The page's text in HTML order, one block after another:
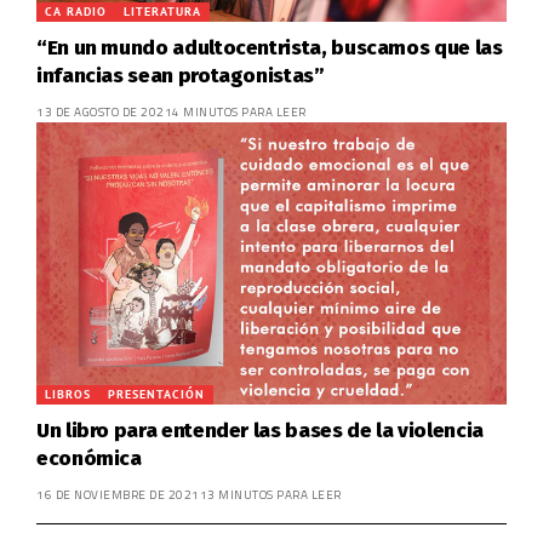
CA RADIO LITERATURA
“En un mundo adultocentrista, buscamos que las
infancias sean protagonistas”
13 DE AGOSTO DE 20214 MINUTOS PARA LEER
LIBROS PRESENTACIÓN
Un libro para entender las bases de la violencia
económica
16 DE NOVIEMBRE DE 2021 13 MINUTOS PARA LEER